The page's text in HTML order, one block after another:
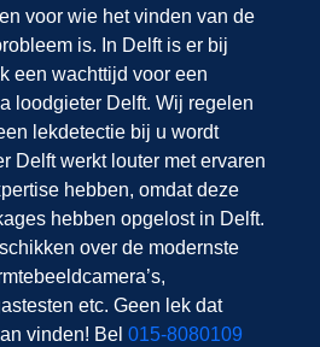
voor wie het vinden van de
is. In Delft is er bij
een wachttijd voor een
loodgieter Delft. Wij regelen
lekdetectie bij u wordt
Delft werkt louter met ervaren
hebben, omdat deze
hebben opgelost in Delft.
over de modernste
etc. Geen lek dat
vinden! Bel 015-8080109